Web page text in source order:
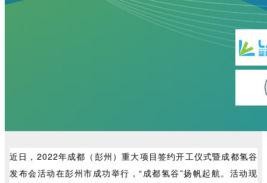
近日，2022年成都（彭州）重大项目签约开工仪式暨成都氢谷
发布会活动在彭州市成功举行，“成都氢谷”扬帆起航。活动现